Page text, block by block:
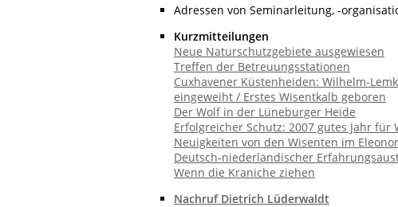
Adressen von Seminarleitung, -
Kurzmitteilungen
Neue Naturschutzgebiete ausgewiesen
Treffen der Betreuungsstationen
Cuxhavener Küstenheiden: Wilhelm-
eingeweiht / Erstes Wisentkalb geboren
Der Wolf in der Lüneburger Heide
Erfolgreicher Schutz: 2007 gutes Jahr für
Neuigkeiten von den Wisenten im
Deutsch-niederländischer
Wenn die Kraniche ziehen
Nachruf Dietrich Lüderwaldt